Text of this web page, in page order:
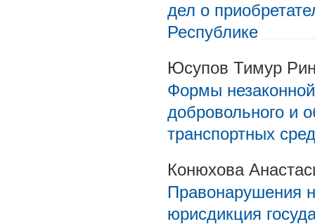
дел о
Республике
Юсупов Тимур
Формы
добровольного и
транспортных
Конюхова
Правонарушения
юрисдикция